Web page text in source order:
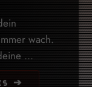
wach.
...
➔